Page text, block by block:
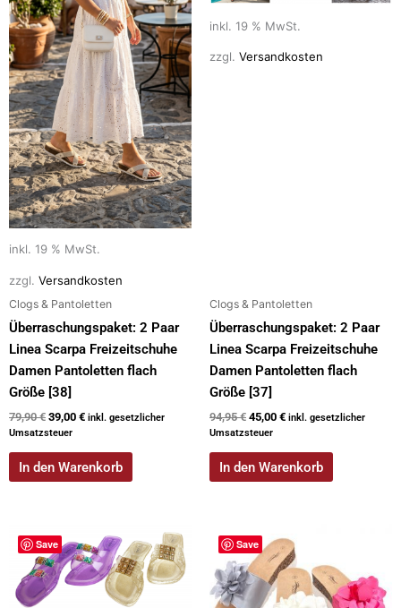
inkl. 19 % MwSt.
zzgl. Versandkosten
Clogs & Pantoletten
Überraschungspaket: 2 Paar
Linea Scarpa Freizeitschuhe
Damen Pantoletten flach
Größe [38]
79,90€ 39,00 € inkl. gesetzlicher
Umsatzsteuer
In den Warenkorb
inkl. 19 % MwSt.
zzgl. Versandkosten
Clogs & Pantoletten
Überraschungspaket: 2 Paar
Linea Scarpa Freizeitschuhe
Damen Pantoletten flach
Größe [37]
94,95€ 45,00 € inkl. gesetzlicher
Umsatzsteuer
In den Warenkorb
Save
Dieses
Produkt
weist
mehrere
Save
Dieses
Produkt
weist
mehrere